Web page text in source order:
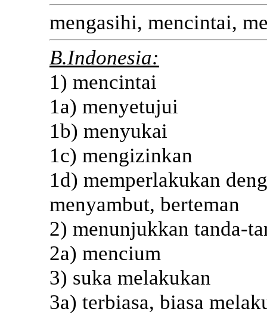
mengasihi, mencintai,
B.Indonesia:
1) mencintai
1a) menyetujui
1b) menyukai
1c) mengizinkan
1d) memperlakukan
menyambut, berteman
2) menunjukkan tanda-
2a) mencium
3) suka melakukan
3a) terbiasa, biasa